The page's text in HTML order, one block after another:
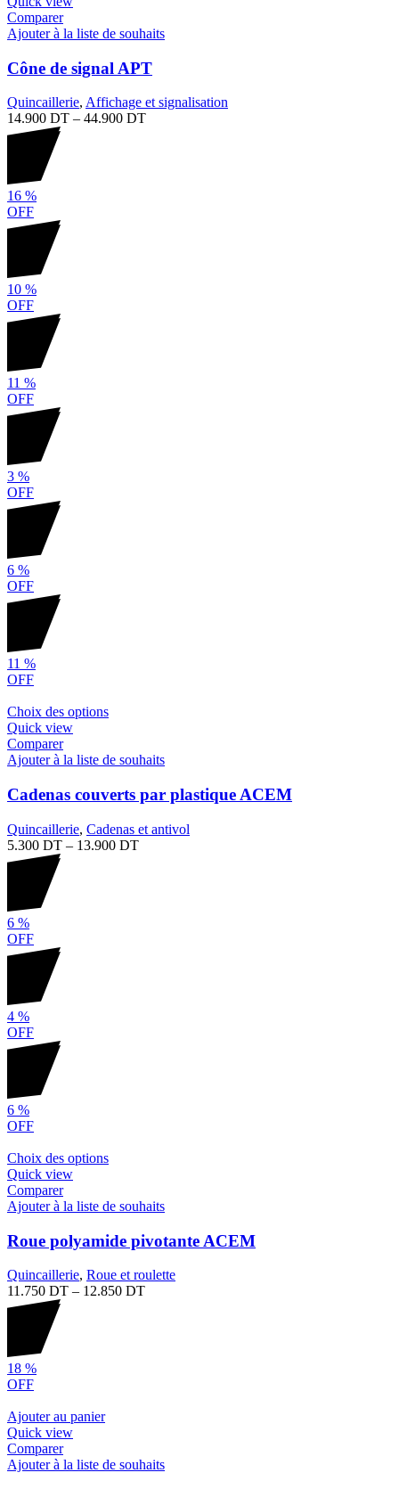
Comparer
Ajouter à la liste de souhaits
Cône de signal APT
Quincaillerie, Affichage et signalisation
14.900 DT – 44.900 DT
16 %
OFF
10 %
OFF
11 %
OFF
3 %
OFF
6 %
OFF
11 %
OFF
Choix des options
Quick view
Comparer
Ajouter à la liste de souhaits
Cadenas couverts par plastique ACEM
Quincaillerie, Cadenas et antivol
5.300 DT – 13.900 DT
6 %
OFF
4 %
OFF
6 %
OFF
Choix des options
Quick view
Comparer
Ajouter à la liste de souhaits
Roue polyamide pivotante ACEM
Quincaillerie, Roue et roulette
11.750 DT – 12.850 DT
18 %
OFF
Ajouter au panier
Quick view
Comparer
Ajouter à la liste de souhaits